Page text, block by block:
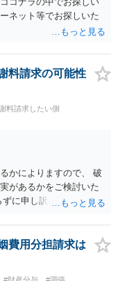
ネット等でお探しいた
料請求の可能性
料請求したい側
かによりますので、 破
があるかをご検討いた
に申し訳ございません
費用分担請求は